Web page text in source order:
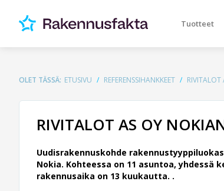
Tuotteet
OLET TÄSSÄ: ETUSIVU REFERENSSIHANKKEET RIVITALOT
RIVITALOT AS OY
Uudisrakennuskohde
Nokia. Kohteessa on 11 asuntoa, yhdessä
rakennusaika on 13 kuukautta. .